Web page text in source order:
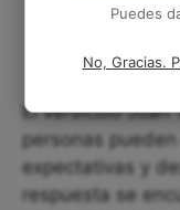
El versículo Juan
personas
expectativas y
respuesta se
Puedes
No, Gracias.